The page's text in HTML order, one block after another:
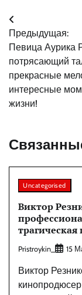
Навигация
по
записям
Предыдущая:
Певица Аурика
потрясающий
прекрасные
интересные
жизни!
Uncategorised
Виктор
Pristroykin_ 15
Виктор